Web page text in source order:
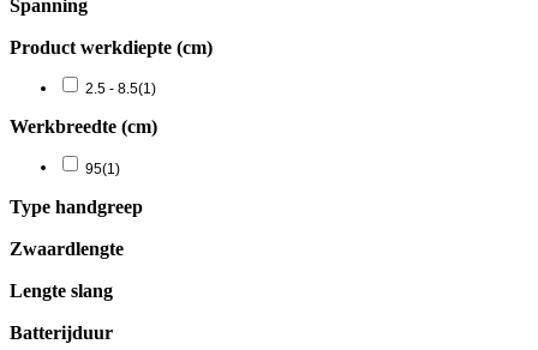
Spanning
Product werkdiepte (cm)
2.5 - 8.5(1)
Werkbreedte (cm)
95(1)
Type handgreep
Zwaardlengte
Lengte slang
Batterijduur